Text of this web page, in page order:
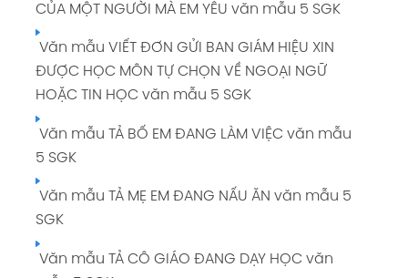
CỦA MỘT NGƯỜI MÀ EM YÊU văn mẫu 5 SGK
Văn mẫu VIẾT ĐƠN GỬI BAN GIÁM HIỆU XIN
ĐƯỢC HỌC MÔN TỰ CHỌN VỀ NGOẠI NGỮ
HOẶC TIN HỌC văn mẫu 5 SGK
Văn mẫu TẢ BỐ EM ĐANG LÀM VIỆC văn mẫu
5 SGK
Văn mẫu TẢ MẸ EM ĐANG NẤU ĂN văn mẫu 5
SGK
Văn mẫu TẢ CÔ GIÁO ĐANG DẠY HỌC văn